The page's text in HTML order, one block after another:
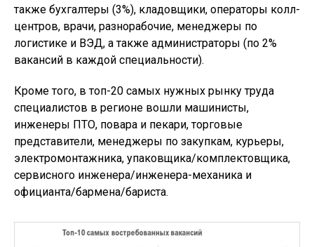
также бухгалтеры (3%), кладовщики, операторы колл-
центров, врачи, разнорабочие, менеджеры по
логистике и ВЭД, а также администраторы (по 2%
вакансий в каждой специальности).
Кроме того, в топ-20 самых нужных рынку труда
специалистов в регионе вошли машинисты,
инженеры ПТО, повара и пекари, торговые
представители, менеджеры по закупкам, курьеры,
электромонтажника, упаковщика/комплектовщика,
сервисного инженера/инженера-механика и
официанта/бармена/бариста.